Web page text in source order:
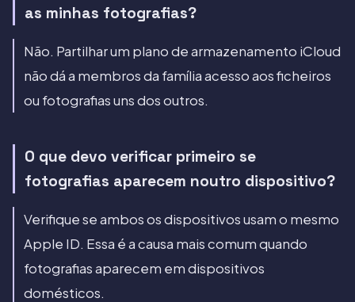
as minhas fotografias?
Não. Partilhar um plano de armazenamento iCloud
não dá a membros da família acesso aos ficheiros
ou fotografias uns dos outros.
O que devo verificar primeiro se
fotografias aparecem noutro dispositivo?
Verifique se ambos os dispositivos usam o mesmo
Apple ID. Essa é a causa mais comum quando
fotografias aparecem em dispositivos
domésticos.